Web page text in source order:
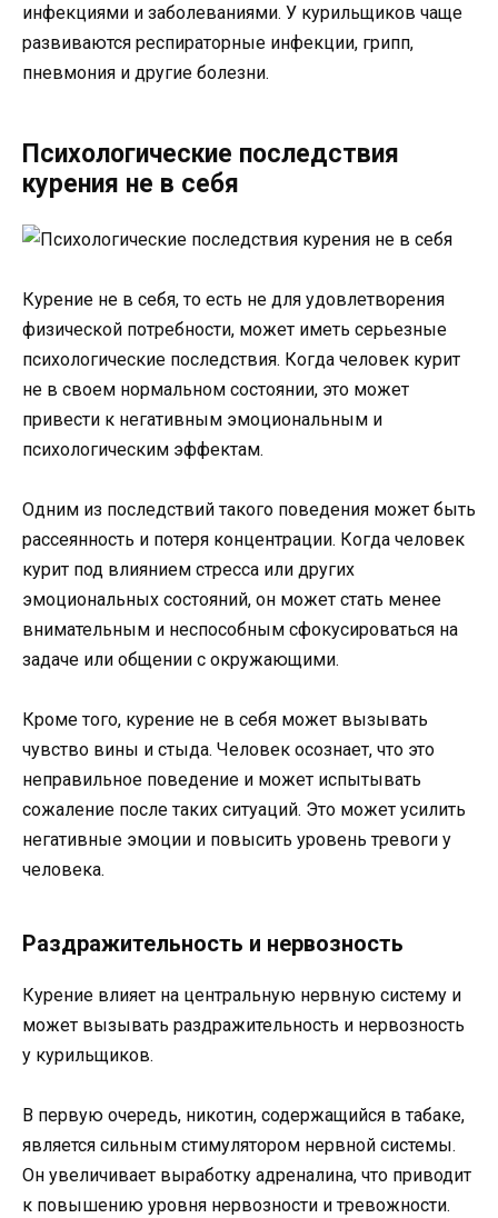
инфекциями и заболеваниями. У курильщиков чаще
развиваются респираторные инфекции, грипп,
пневмония и другие болезни.
Психологические последствия
курения не в себя
Курение не в себя, то есть не для удовлетворения
физической потребности, может иметь серьезные
психологические последствия. Когда человек курит
не в своем нормальном состоянии, это может
привести к негативным эмоциональным и
психологическим эффектам.
Одним из последствий такого поведения может быть
рассеянность и потеря концентрации. Когда человек
курит под влиянием стресса или других
эмоциональных состояний, он может стать менее
внимательным и неспособным сфокусироваться на
задаче или общении с окружающими.
Кроме того, курение не в себя может вызывать
чувство вины и стыда. Человек осознает, что это
неправильное поведение и может испытывать
сожаление после таких ситуаций. Это может усилить
негативные эмоции и повысить уровень тревоги у
человека.
Раздражительность и нервозность
Курение влияет на центральную нервную систему и
может вызывать раздражительность и нервозность
у курильщиков.
В первую очередь, никотин, содержащийся в табаке,
является сильным стимулятором нервной системы.
Он увеличивает выработку адреналина, что приводит
к повышению уровня нервозности и тревожности.